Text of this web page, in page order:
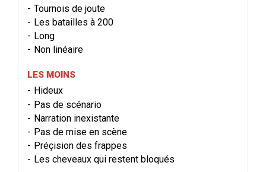
Tournois de joute
Les batailles à 200
Long
Non linéaire
LES MOINS
Hideux
Pas de scénario
Narration inexistante
Pas de mise en scène
Préçision des frappes
Les cheveaux qui restent bloqués